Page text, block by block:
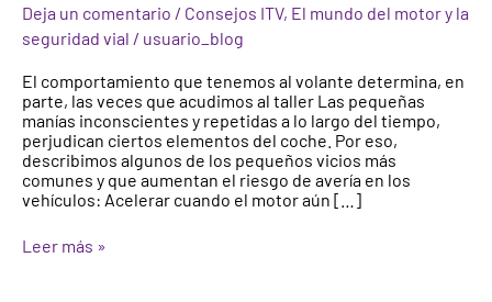
Deja un comentario / Consejos ITV, El mundo del motor y la
seguridad vial / usuario_blog
El comportamiento que tenemos al volante determina, en
parte, las veces que acudimos al taller Las pequeñas
manías inconscientes y repetidas a lo largo del tiempo,
perjudican ciertos elementos del coche. Por eso,
describimos algunos de los pequeños vicios más
comunes y que aumentan el riesgo de avería en los
vehículos: Acelerar cuando el motor aún […]
provocar
averías
Leer más »